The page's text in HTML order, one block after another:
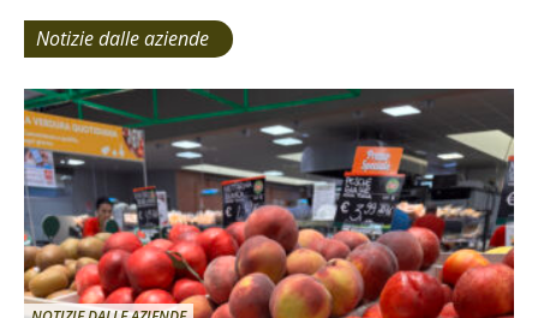
Notizie dalle aziende